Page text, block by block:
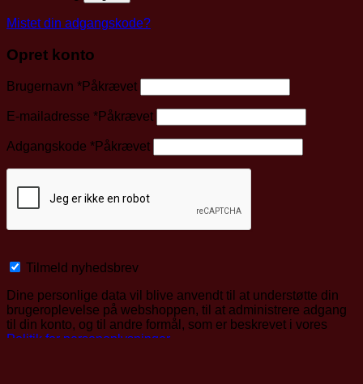
Mistet din adgangskode?
Opret konto
Brugernavn *Påkrævet
E-mailadresse *Påkrævet
Adgangskode *Påkrævet
Tilmeld nyhedsbrev
Dine personlige data vil blive anvendt til at understøtte din
brugeroplevelse på webshoppen, til at administrere adgang
til din konto, og til andre formål, som er beskrevet i vores
Politik for personoplysninger.